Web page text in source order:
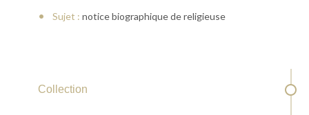
Sujet : notice biographique de religieuse
Collection